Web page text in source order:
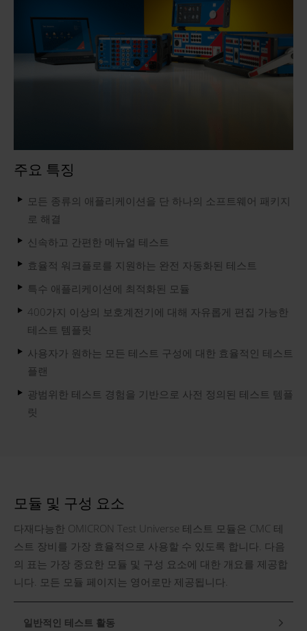
주요 특징
모든 종류의 애플리케이션을 단 하나의 소프트웨어 패키지
로 해결
신속하고 간편한 메뉴얼 테스트
효율적 워크플로를 지원하는 완전 자동화된 테스트
특수 애플리케이션에 최적화된 모듈
400가지 이상의 보호계전기에 대해 자유롭게 편집 가능한
테스트 템플릿
사용자가 원하는 모든 테스트 구성에 대한 효율적인 테스트
플랜
광범위한 테스트 경험을 기반으로 사전 정의된 테스트 템플
릿
모듈 및 구성 요소
다재다능한 OMICRON Test Universe 테스트 모듈은 CMC 테
스트 장비를 가장 효율적으로 사용할 수 있도록 합니다. 다음
의 표는 가장 중요한 모듈 및 구성 요소에 대한 개요를 제공합
니다. 모든 모듈 페이지는 영어로만 제공됩니다.
일반적인 테스트 활동